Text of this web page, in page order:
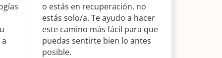
o estás en recuperación, no
estás solo/a. Te ayudo a hacer
este camino más fácil para que
puedas sentirte bien lo antes
posible.